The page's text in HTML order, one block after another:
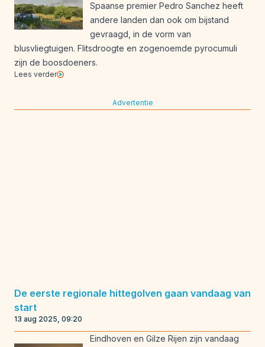
Spaanse premier Pedro Sanchez heeft
andere landen dan ook om bijstand
gevraagd, in de vorm van
blusvliegtuigen. Flitsdroogte en zogenoemde pyrocumuli
zijn de boosdoeners.
Lees verder
Advertentie
De eerste regionale hittegolven gaan vandaag van
start
13 aug 2025, 09:20
Eindhoven en Gilze Rijen zijn vandaag